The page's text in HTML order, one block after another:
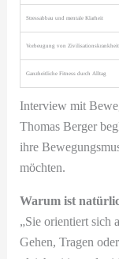
Stressabbau und mentale Klarheit
Vorbeugung von
Ganzheitliche Fitness durch Alltag
Interview mit
Thomas Berger
ihre
möchten.
Warum ist
„Sie orientiert sich
Gehen, Tragen